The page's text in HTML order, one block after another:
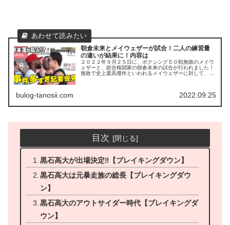
朝倉未来とメイウェザーが試合！二人の練習量
の違いが結果に！内容は
２０２２年９月２５日に、ボクシング５０戦無敗のメイウ
ェザーと、総合格闘家の朝倉未来の試合が行われました！
無敗で史上最高傑作といわれるメイウェザーに対して、日
bulog-tanosii.com 2022.09.25
目次
黒石高大が出場決定‼【ブレイキングダウン】
黒石高大は元暴走族の総長【ブレイキングダウ
ン】
黒石高大のアウトサイダー時代【ブレイキングダ
ウン】